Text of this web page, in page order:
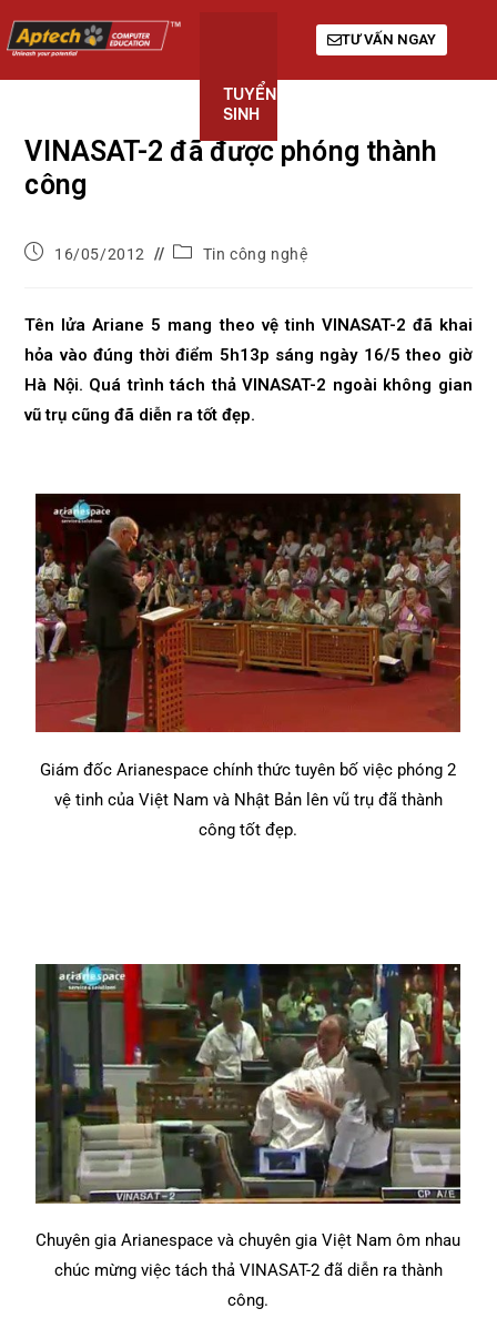
TUYỂN
SINH
TƯ VẤN NGAY
VINASAT-2 đã được phóng thành
công
16/05/2012 Tin công nghệ
Tên lửa Ariane 5 mang theo vệ tinh VINASAT-2 đã khai
hỏa vào đúng thời điểm 5h13p sáng ngày 16/5 theo giờ
Hà Nội. Quá trình tách thả VINASAT-2 ngoài không gian
vũ trụ cũng đã diễn ra tốt đẹp.
Giám đốc Arianespace chính thức tuyên bố việc phóng 2
vệ tinh của Việt Nam và Nhật Bản lên vũ trụ đã thành
công tốt đẹp.
Chuyên gia Arianespace và chuyên gia Việt Nam ôm nhau
chúc mừng việc tách thả VINASAT-2 đã diễn ra thành
công.